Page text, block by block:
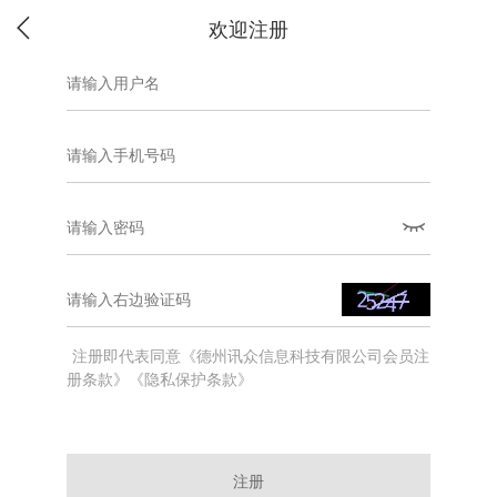
欢迎注册
注册即代表同意《德州讯众信息科技有限公司会员注
册条款》《隐私保护条款》
注册